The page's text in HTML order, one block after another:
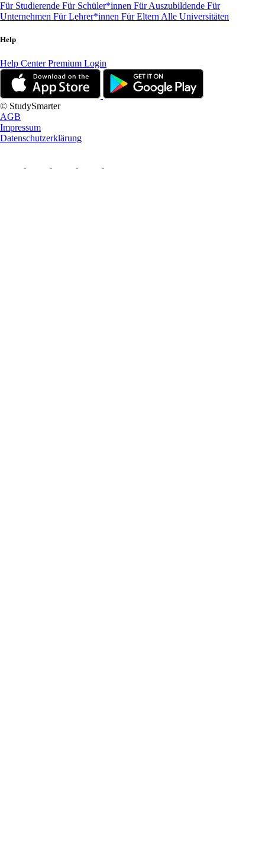
Für Studierende Für Schüler*innen Für Auszubildende Für
Unternehmen Für Lehrer*innen Für Eltern Alle Universitäten
Help
Help CenterPremium Login
© StudySmarter
AGB
Impressum
Datenschutzerklärung